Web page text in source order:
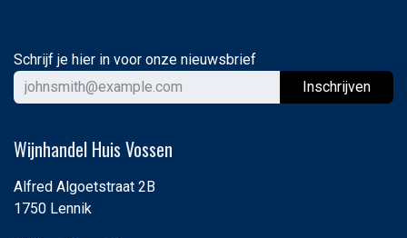
Schrijf je hier in voor onze nieuwsbrief
Inschrijven
Wijnhandel Huis Vossen
Alfred Algoetstraat 2B
1750 Lennik